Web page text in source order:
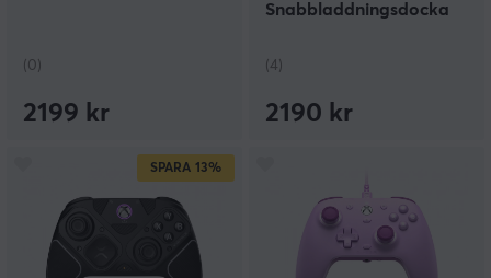
(0)
2199 kr
Snabbladdningsdocka
(4)
2190 kr
SPARA 13%